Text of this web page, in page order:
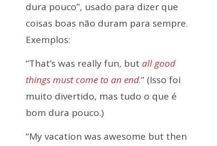
dura pouco”, usado para dizer que
coisas boas não duram para sempre.
Exemplos:
“That’s was really fun, but all good
things must come to an end.” (Isso foi
muito divertido, mas tudo o que é
bom dura pouco.)
“My vacation was awesome but then